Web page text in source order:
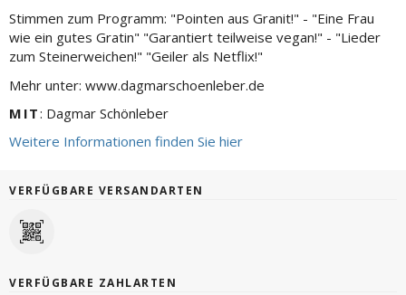
Stimmen zum Programm: "Pointen aus Granit!" - "Eine Frau
wie ein gutes Gratin" "Garantiert teilweise vegan!" - "Lieder
zum Steinerweichen!" "Geiler als Netflix!"
Mehr unter: www.dagmarschoenleber.de
MIT: Dagmar Schönleber
Weitere Informationen finden Sie hier
VERFÜGBARE VERSANDARTEN
VERFÜGBARE ZAHLARTEN